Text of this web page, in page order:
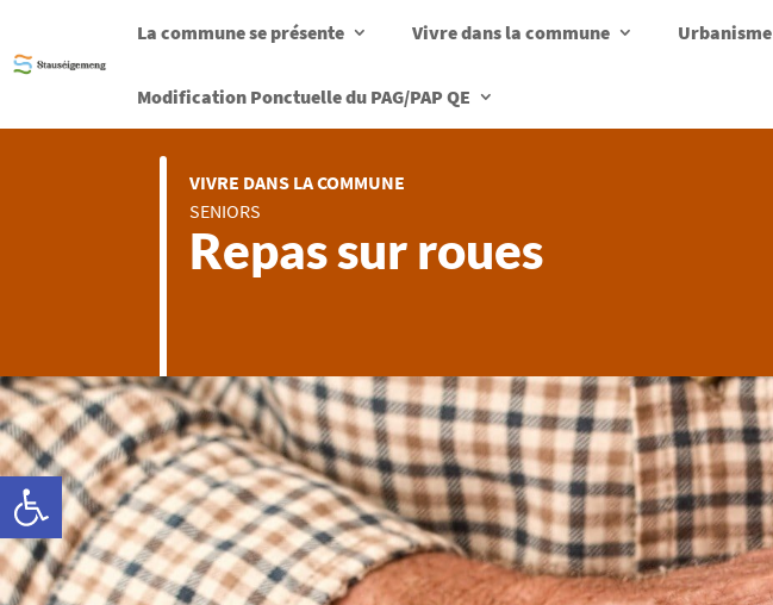
La commune se présente Vivre dans la commune Urbanisme
Modification Ponctuelle du PAG/PAP QE
VIVRE DANS LA COMMUNE
SENIORS
Repas sur roues
Ouvrir la barre d’outils